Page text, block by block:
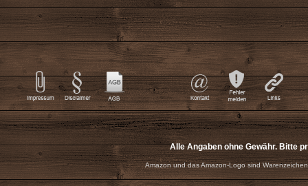
Alle Angaben ohne Gewähr. Bitte
Amazon und das Amazon-Logo sind